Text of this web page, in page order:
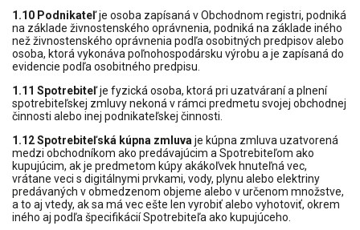
1.10 Podnikateľje osoba zapísaná v Obchodnom registri, podniká
na základe živnostenského oprávnenia, podniká na základe iného
než živnostenského oprávnenia podľa osobitných predpisov alebo
osoba, ktorá vykonáva poľnohospodársku výrobu a je zapísaná do
evidencie podľa osobitného predpisu.
1.11 Spotrebiteľje fyzická osoba, ktorá pri uzatváraní a plnení
spotrebiteľskej zmluvy nekoná v rámci predmetu svojej obchodnej
činnosti alebo inej podnikateľskej činnosti.
1.12 Spotrebiteľská kúpna zmluva je kúpna zmluva uzatvorená
medzi obchodníkom ako predávajúcim a Spotrebiteľom ako
kupujúcim, ak je predmetom kúpy akákoľvek hnuteľná vec,
vrátane veci s digitálnymi prvkami, vody, plynu alebo elektriny
predávaných v obmedzenom objeme alebo v určenom množstve,
a to aj vtedy, ak sa má vec ešte len vyrobiť alebo vyhotoviť, okrem
iného aj podľa špecifikácií Spotrebiteľa ako kupujúceho.